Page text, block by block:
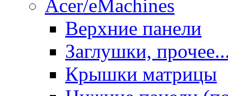
Acer/eMachines
Верхние панели
Заглушки,
Крышки матрицы